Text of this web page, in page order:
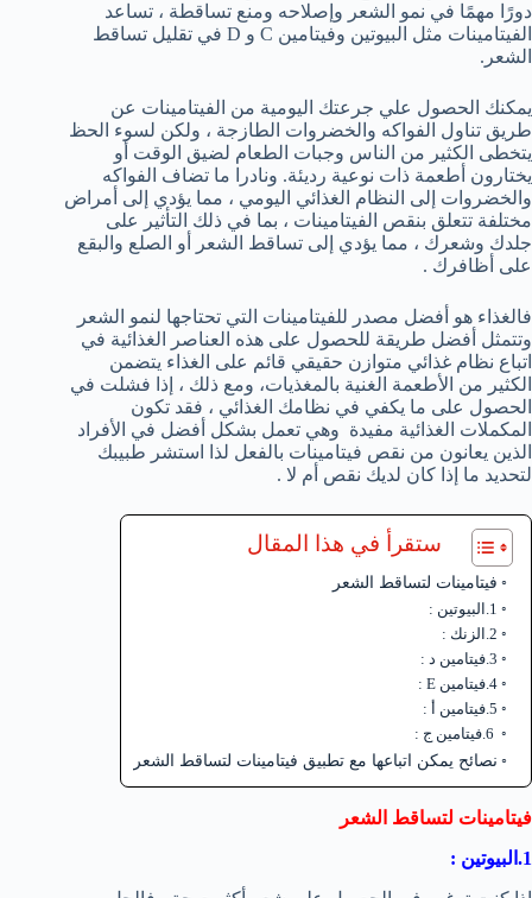
دورًا مهمًا في نمو الشعر وإصلاحه ومنع تساقطة ، تساعد
الفيتامينات مثل البيوتين وفيتامين C و D في تقليل تساقط
الشعر.
يمكنك الحصول علي جرعتك اليومية من الفيتامينات عن
طريق تناول الفواكه والخضروات الطازجة ، ولكن لسوء الحظ
يتخطى الكثير من الناس وجبات الطعام لضيق الوقت أو
يختارون أطعمة ذات نوعية رديئة. ونادرا ما تضاف الفواكه
والخضروات إلى النظام الغذائي اليومي ، مما يؤدي إلى أمراض
مختلفة تتعلق بنقص الفيتامينات ، بما في ذلك التأثير على
جلدك وشعرك ، مما يؤدي إلى تساقط الشعر أو الصلع والبقع
على أظافرك .
فالغذاء هو أفضل مصدر للفيتامينات التي تحتاجها لنمو الشعر
وتتمثل أفضل طريقة للحصول على هذه العناصر الغذائية في
اتباع نظام غذائي متوازن حقيقي قائم على الغذاء يتضمن
الكثير من الأطعمة الغنية بالمغذيات، ومع ذلك ، إذا فشلت في
الحصول على ما يكفي في نظامك الغذائي ، فقد تكون
المكملات الغذائية مفيدة وهي تعمل بشكل أفضل في الأفراد
الذين يعانون من نقص فيتامينات بالفعل لذا استشر طبيبك
لتحديد ما إذا كان لديك نقص أم لا .
ستقرأ في هذا المقال
فيتامينات لتساقط الشعر
1.البيوتين :
2.الزنك :
3.فيتامين د :
4.فيتامين E :
5.فيتامين أ :
نصائح يمكن اتباعها مع تطبيق فيتامينات لتساقط الشعر
فيتامينات لتساقط الشعر
1.البيوتين :